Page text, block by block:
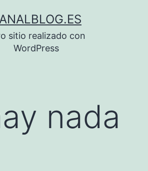
sitio realizado con
WordPress
nada